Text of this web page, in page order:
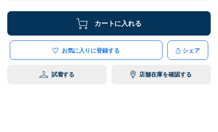
カートに入れる
お気に入りに登録する シェア
試着する 店舗在庫を確認する